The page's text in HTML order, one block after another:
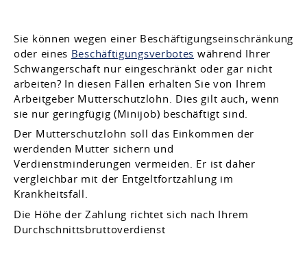
Sie können wegen einer Beschäftigungseinschränkung
oder eines Beschäftigungsverbotes während Ihrer
Schwangerschaft nur eingeschränkt oder gar nicht
arbeiten? In diesen Fällen erhalten Sie von Ihrem
Arbeitgeber Mutterschutzlohn. Dies gilt auch, wenn
sie nur geringfügig (Minijob) beschäftigt sind.
Der Mutterschutzlohn soll das Einkommen der
werdenden Mutter sichern und
Verdienstminderungen vermeiden. Er ist daher
vergleichbar mit der Entgeltfortzahlung im
Krankheitsfall.
Die Höhe der Zahlung richtet sich nach Ihrem
Durchschnittsbruttoverdienst